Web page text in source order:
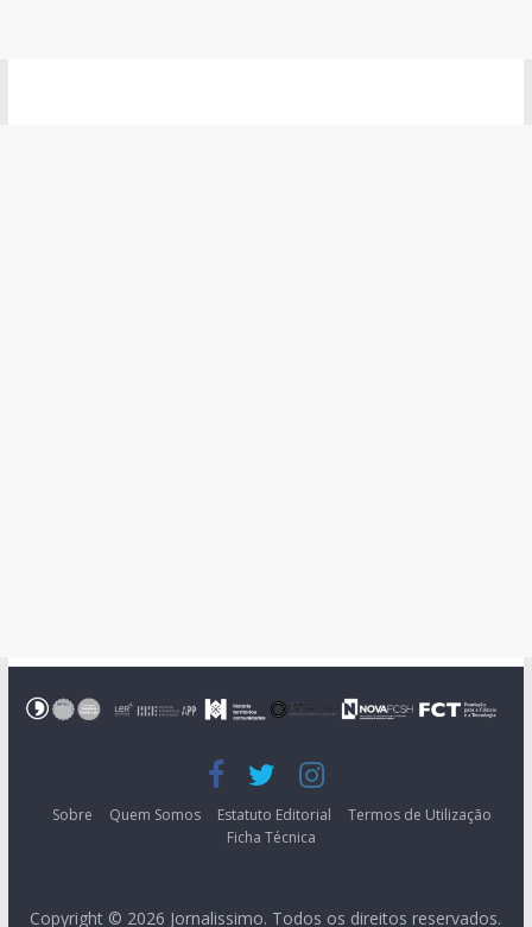
Sobre Quem Somos Estatuto Editorial
Termos de Utilização
Ficha Técnica
Copyright © 2026 Jornalissimo. Todos os direitos reservados.